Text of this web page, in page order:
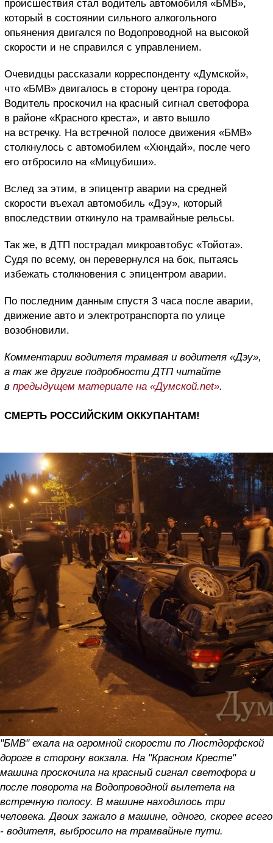
происшествия стал водитель автомобиля «БМВ»,
который в состоянии сильного алкогольного
опьянения двигался по Водопроводной на высокой
скорости и не справился с управлением.
Очевидцы рассказали корреспонденту «Думской»,
что «БМВ» двигалось в сторону центра города.
Водитель проскочил на красный сигнал светофора
в районе «Красного креста», и авто вышло
на встречку. На встречной полосе движения «БМВ»
столкнулось с автомобилем «Хюндай», после чего
его отбросило на «Мицубиши».
Вслед за этим, в эпицентр аварии на средней
скорости въехал автомобиль «Дэу», который
впоследствии откинуло на трамвайные рельсы.
Так же, в ДТП пострадал микроавтобус «Тойота».
Судя по всему, он перевернулся на бок, пытаясь
избежать столкновения с эпицентром аварии.
По последним данным спустя 3 часа после аварии,
движение авто и электротранспорта по улице
возобновили.
Комментарии водителя трамвая и водителя «Дэу»,
а так же другие подробности ДТП читайте
в предыдущем материале на «Думской.net».
СМЕРТЬ РОССИЙСКИМ ОККУПАНТАМ!
"БМВ" ехала на огромной скорости по Люстдорфской
дороге в сторону вокзала. На "Красном Кресте"
машина проскочила на красный сигнал светофора и
после поворота на Водопроводной вылетела на
встречную полосу. В машине находилось три
человека. Двоих зажало в машине, одного, скорее всего
- водителя, выбросило на трамвайные пути.